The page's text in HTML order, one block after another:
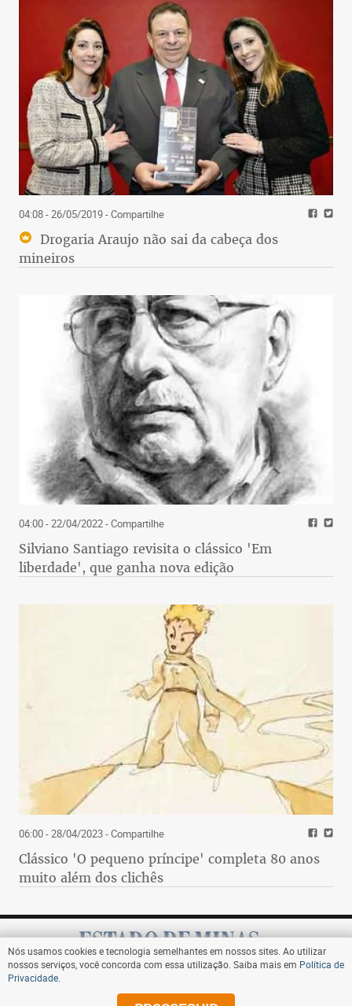
04:08 - 26/05/2019- Compartilhe
Drogaria Araujo não sai da cabeça dos
mineiros
04:00 - 22/04/2022- Compartilhe
Silviano Santiago revisita o clássico 'Em
liberdade', que ganha nova edição
06:00 - 28/04/2023- Compartilhe
Clássico 'O pequeno príncipe' completa 80 anos
muito além dos clichês
Assine
Nós usamos cookies e tecnologia semelhantes em nossos sites. Ao utilizar
nossos serviços, você concorda com essa utilização. Saiba mais em Política de
Privacidade